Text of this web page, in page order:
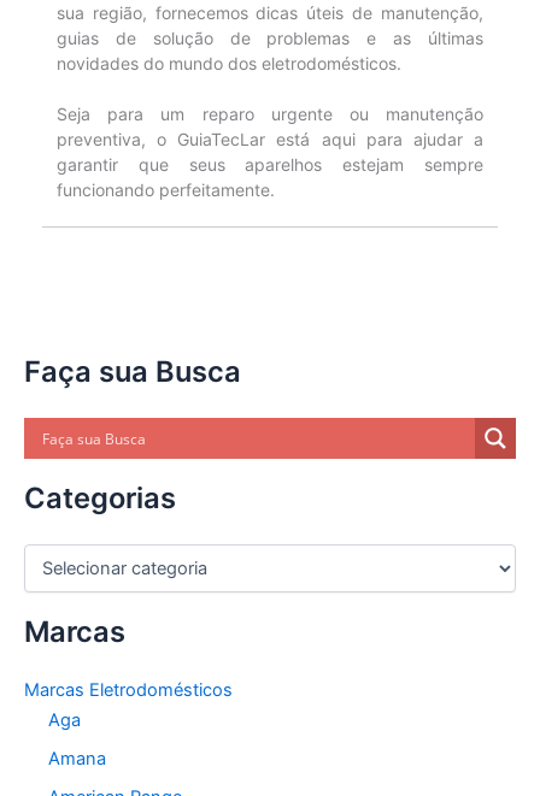
sua região, fornecemos dicas úteis de manutenção,
guias de solução de problemas e as últimas
novidades do mundo dos eletrodomésticos.
Seja para um reparo urgente ou manutenção
preventiva, o GuiaTecLar está aqui para ajudar a
garantir que seus aparelhos estejam sempre
funcionando perfeitamente.
Faça sua Busca
Categorias
C
e
r
Marcas
Marcas Eletrodomésticos
Aga
Amana